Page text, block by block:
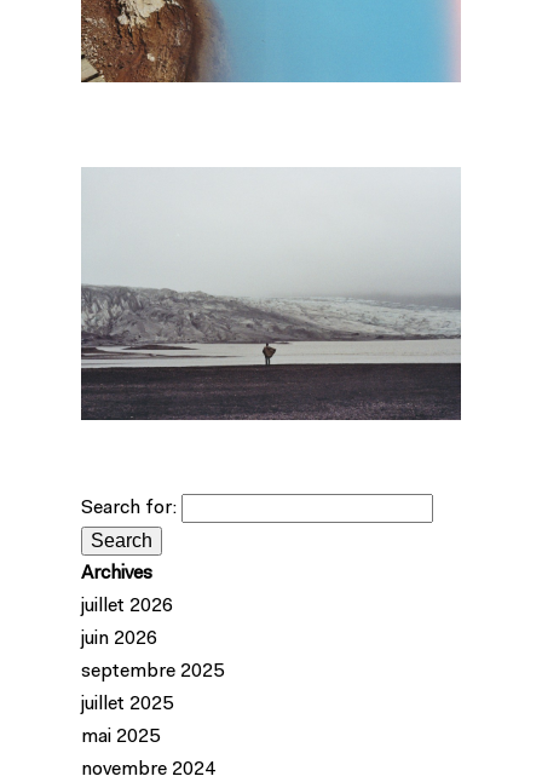
Search for:
Archives
juillet 2026
juin 2026
septembre 2025
juillet 2025
mai 2025
novembre 2024